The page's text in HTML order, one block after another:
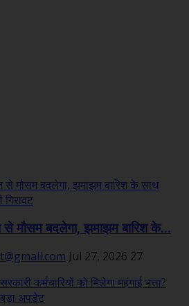
मौसम बदलेगा, झमाझम बारिश के...
Jul 27, 2026 27